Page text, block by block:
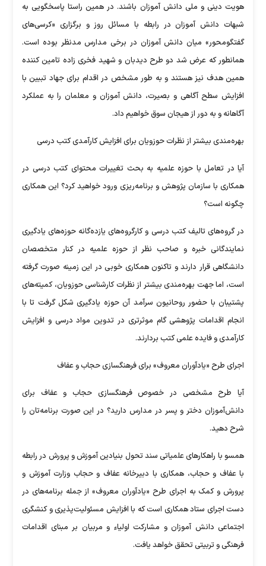
هویت دینی و ملی دانش آموزان باشند. در همین راستا پاسخگویی به
شبهات دانش آموزان در رابطه با مسائل روز و برگزاری «کرسی‌های
گفتگومحور» میان دانش آموزان در برخی مدارس مدنظر بوده است.
همانطور که عرض شد دو طرح دیدبان و شهید فخری زاده تامین کننده
همین هدف نیز هستند و به طور مشخص در اقدام برای جهاد تببین با
افزایش سطح آگاهی و بصیرت، دانش آموزان و معلمان را به عملکرد
آگاهانه و به دور از هیجان سوق خواهیم داد.
بهره‌مندی بیشتر از نظرات حوزویان برای افزایش کارآمدی کتب درسی
آیا در تعامل با حوزه علمیه به بحث تغییرات محتوای کتب درسی در
همکاری با سازمان پژوهش و برنامه‌ریزی ورود خواهید کرد؟ این همکاری
چگونه است؟
در گروه‌های تالیف کتب درسی و کارگروه‌های یازده‌گانه حوزه‌های یادگیری
نمایندگانی خبره و صاحب نظر از حوزه علمیه در کنار متخصصان
دانشگاهی قرار دارند و تاکنون همکاری خوبی در این زمینه صورت گرفته
است، اما جهت بهره‌مندی بیشتر از نظرات کارشناسی حوزویان، کمیته‌های
پشتیبان با حضور روحانیون سرآمد آن حوزه یادگیری شکل گرفت تا با
انجام اقدامات پژوهشی گام موثرتری در تدوین مواد درسی و افزایش
کارآمدی و فایده علمی کتب بردارند.
اجرای طرح «یادآوران معروف» برای فرهنگسازی حجاب و عفاف
آیا طرح مشخصی در خصوص فرهنگسازی حجاب و عفاف برای
دانش‌آموزان دختر و پسر در مدارس دارید؟ در این صورت برنامه‌تان را
شرح دهید.
همسو با راهکار‌های علمیاتی سند تحول بنیادین آموزش و پرورش در رابطه
با عفاف و حجاب، همکاری با دبیرخانه عفاف و حجاب وزارت آموزش و
پرورش و کمک به اجرای طرح «یادآوران معروف» از جمله برنامه‌های در
دست اجرای ستاد همکاری است که با افزایش مسئولیت‌پذیری و کنشگری
اجتماعی دانش آموزان و مشارکت اولیاء و مربیان بر مبنای اقدامات
فرهنگی و تربیتی تحقق خواهد یافت.